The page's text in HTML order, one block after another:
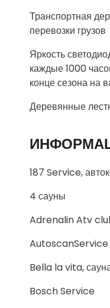
Транспортная
перевозки грузов
Яркость
каждые 1000
конце сезона на
Деревянные
187 Service,
4 сауны
Adrenalin Atv
AutoscanService
Bella la vita,
Bosch Service